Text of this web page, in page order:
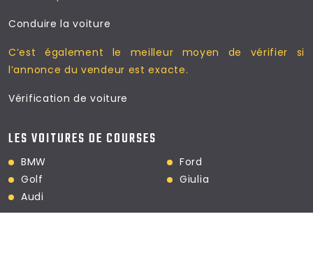
Conduire la voiture
C’est également le meilleur moyen
de vérifier si
l’annonce du vendeur est exacte.
Vérification de voiture
LES VOITURES DE COURSES
BMW
Golf
Audi
Ford
Giulia